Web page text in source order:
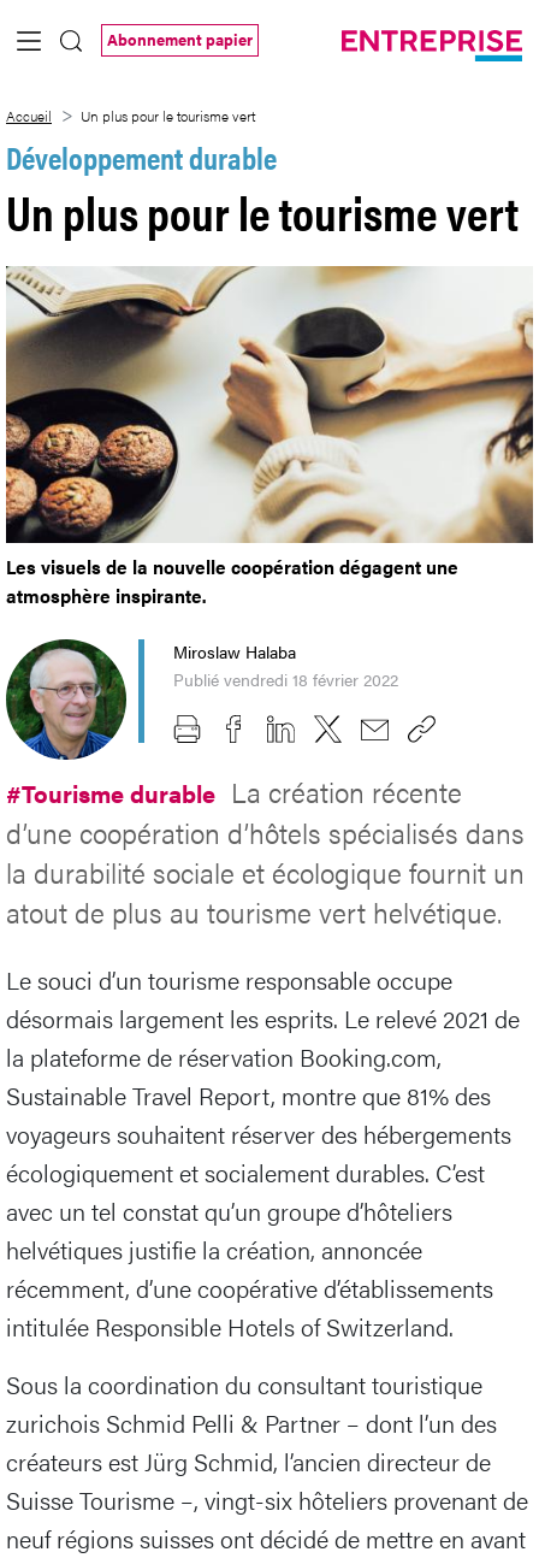
Saut au contenu principal
Abonnement papier
Accueil Un plus pour le tourisme vert
Développement durable
Un plus pour le tourisme vert
Les visuels de la nouvelle coopération dégagent une
atmosphère inspirante.
Miroslaw Halaba
Publié vendredi 18 février 2022
#Tourisme durable La création récente
d’une coopération d’hôtels spécialisés dans
la durabilité sociale et écologique fournit un
atout de plus au tourisme vert helvétique.
Le souci d’un tourisme responsable occupe
désormais largement les esprits. Le relevé 2021 de
la plateforme de réservation Booking.com,
Sustainable Travel Report, montre que 81% des
voyageurs souhaitent réserver des hébergements
écologiquement et socialement durables. C’est
avec un tel constat qu’un groupe d’hôteliers
helvétiques justifie la création, annoncée
récemment, d’une coopérative d’établissements
intitulée Responsible Hotels of Switzerland.
Sous la coordination du consultant touristique
zurichois Schmid Pelli & Partner – dont l’un des
créateurs est Jürg Schmid, l’ancien directeur de
Suisse Tourisme –, vingt-six hôteliers provenant de
neuf régions suisses ont décidé de mettre en avant